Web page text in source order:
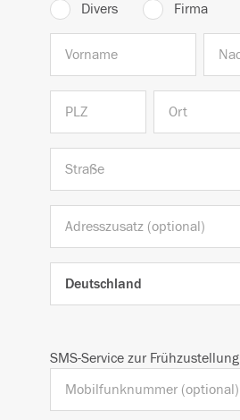
Divers
Firma
SMS-Service zur Frühzustellung